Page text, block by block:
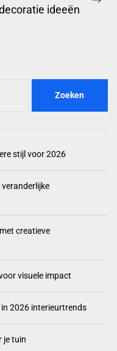
ideeën
stijl voor 2026
creatieve
visuele impact
2026 interieurtrends
je tuin